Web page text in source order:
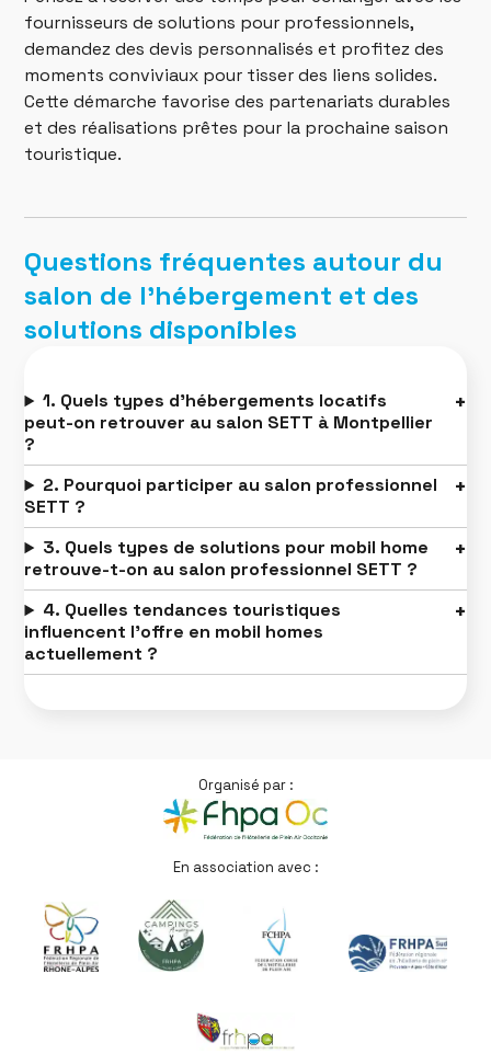
fournisseurs de solutions pour professionnels,
demandez des devis personnalisés et profitez des
moments conviviaux pour tisser des liens solides.
Cette démarche favorise des partenariats durables
et des réalisations prêtes pour la prochaine saison
touristique.
Questions fréquentes autour du
salon de l’hébergement et des
solutions disponibles
1. Quels types d’hébergements locatifs
peut-on retrouver au salon SETT à Montpellier
?
2. Pourquoi participer au salon professionnel
SETT ?
3. Quels types de solutions pour mobil home
retrouve-t-on au salon professionnel SETT ?
4. Quelles tendances touristiques
influencent l’offre en mobil homes
actuellement ?
Organisé par :
En association avec :